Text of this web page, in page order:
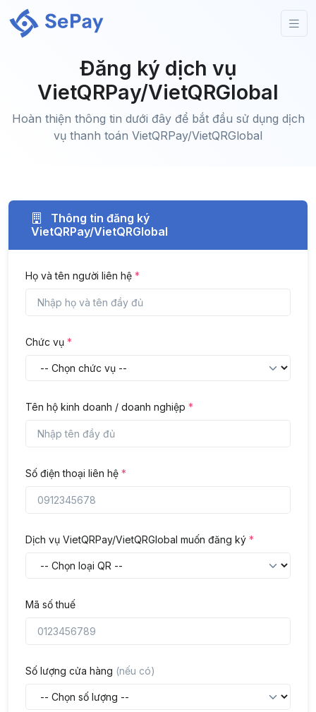
Đăng ký dịch vụ
VietQRPay/VietQRGlobal
Hoàn thiện thông tin dưới đây để bắt đầu sử dụng dịch
vụ thanh toán VietQRPay/VietQRGlobal
Thông tin đăng ký
VietQRPay/VietQRGlobal
Họ và tên người liên hệ *
Chức vụ *
Tên hộ kinh doanh / doanh nghiệp *
Số điện thoại liên hệ *
Dịch vụ VietQRPay/VietQRGlobal muốn đăng ký *
Mã số thuế
Số lượng cửa hàng (nếu có)